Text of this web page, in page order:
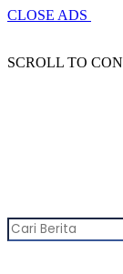
CLOSE ADS
SCROLL TO